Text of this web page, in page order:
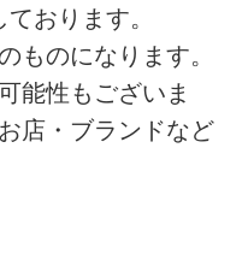
おります。
ものになります。
能性もございま
店・ブランドなど